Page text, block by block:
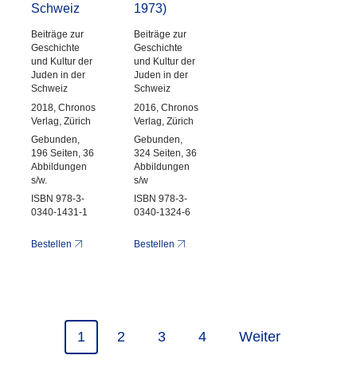
Schweiz
Beiträge zur
Geschichte
und Kultur der
Juden in der
Schweiz
2018, Chronos
Verlag, Zürich
Gebunden,
196 Seiten, 36
Abbildungen
s/w.
ISBN 978-3-
0340-1431-1
Bestellen
1973)
Beiträge zur
Geschichte
und Kultur der
Juden in der
Schweiz
2016, Chronos
Verlag, Zürich
Gebunden,
324 Seiten, 36
Abbildungen
s/w
ISBN 978-3-
0340-1324-6
Bestellen
1 2 3 4 Weiter